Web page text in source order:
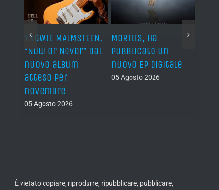
YNGWIE MALMSTEEN,
“Now Or Never” dal
nuovo album
atteso per
novembre
05 Agosto 2026
MORTIIS, ha
pubblicato un
nuovo EP digitale
05 Agosto 2026
È vietato copiare, riprodurre, ripubblicare, pubblicare,